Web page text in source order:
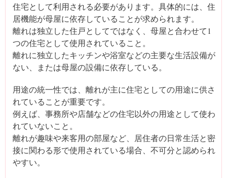
住宅として利用される必要があります。具体的には、住
居機能が母屋に依存していることが求められます。
離れは独立した住戸としてではなく、母屋と合わせて1
つの住宅として使用されていること。
離れに独立したキッチンや浴室などの主要な生活設備が
ない、または母屋の設備に依存している。
用途の統一性では、離れが主に住宅としての用途に供さ
れていることが重要です。
例えば、事務所や店舗などの住宅以外の用途として使わ
れていないこと。
離れが趣味や来客用の部屋など、居住者の日常生活と密
接に関わる形で使用されている場合、不可分と認められ
やすい。